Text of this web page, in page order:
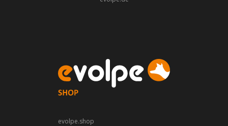
evolpe.shop